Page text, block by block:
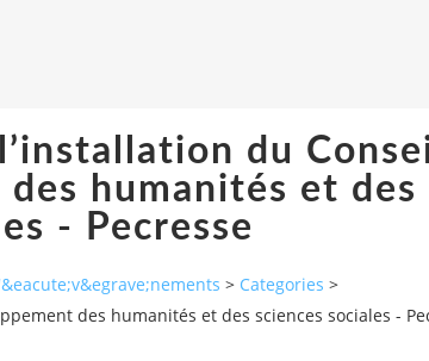
du
humanités et des
- Pecresse
> Categories >
des humanités et des sciences sociales -